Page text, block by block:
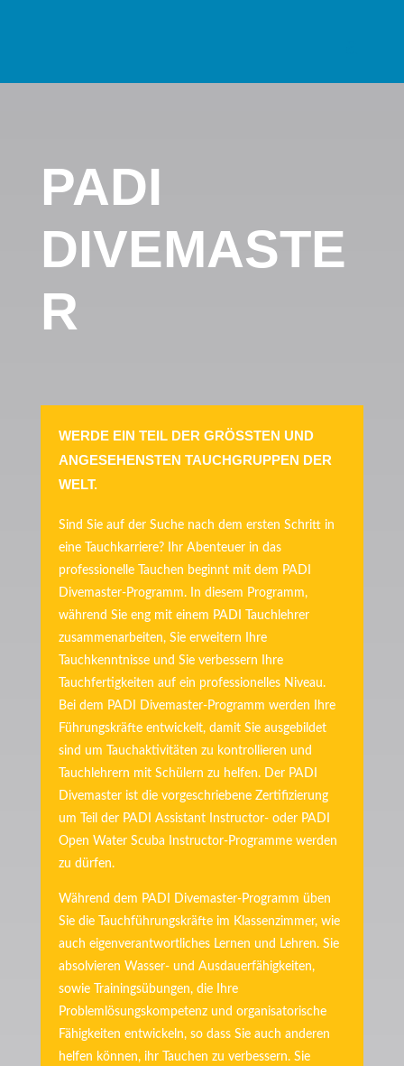
PADI
DIVEMASTE
R
WERDE EIN TEIL DER GRÖSSTEN UND A
NGESEHENSTEN TAUCHGRUPPEN DER W
ELT.
Sind Sie auf der Suche nach dem ersten Schritt in
eine Tauchkarriere? Ihr Abenteuer in das
professionelle Tauchen beginnt mit dem PADI
Divemaster-Programm. In diesem Programm,
während Sie eng mit einem PADI Tauchlehrer
zusammenarbeiten, Sie erweitern Ihre
Tauchkenntnisse und Sie verbessern Ihre
Tauchfertigkeiten auf ein professionelles Niveau.
Bei dem PADI Divemaster-Programm werden Ihre
Führungskräfte entwickelt, damit Sie ausgebildet
sind um Tauchaktivitäten zu kontrollieren und
Tauchlehrern mit Schülern zu helfen. Der PADI
Divemaster ist die vorgeschriebene Zertifizierung
um Teil der PADI Assistant Instructor- oder PADI
Open Water Scuba Instructor-Programme werden
zu dürfen.
Während dem PADI Divemaster-Programm üben
Sie die Tauchführungskräfte im Klassenzimmer, wie
auch eigenverantwortliches Lernen und Lehren. Sie
absolvieren Wasser- und Ausdauerfähigkeiten,
sowie Trainingsübungen, die Ihre
Problemlösungskompetenz und organisatorische
Fähigkeiten entwickeln, so dass Sie auch anderen
helfen können, ihr Tauchen zu verbessern. Sie